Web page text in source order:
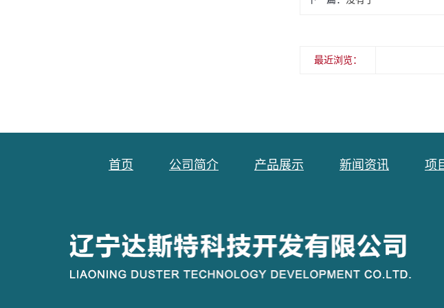
最近浏览：
首页 公司简介 产品展示 新闻资讯 项